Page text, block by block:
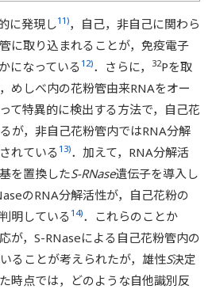
に発現し11)，自己，非自己に関わら
に取り込まれることが，免疫電子
になっている 12)．さらに， 32Pを取
めしべ内の花粉管由来RNAをオー
て特異的に検出する方法で，自己花
が，非自己花粉管内ではRNA分解
れている 13)．加えて，RNA分解活
を置換したS-RNase遺伝子を導入し
のRNA分解活性が，自己花粉の
明している 14)．これらのことか
が，S-RNaseによる自己花粉管内の
ることが考えられたが，雄性S決定
時点では，どのような自他識別反